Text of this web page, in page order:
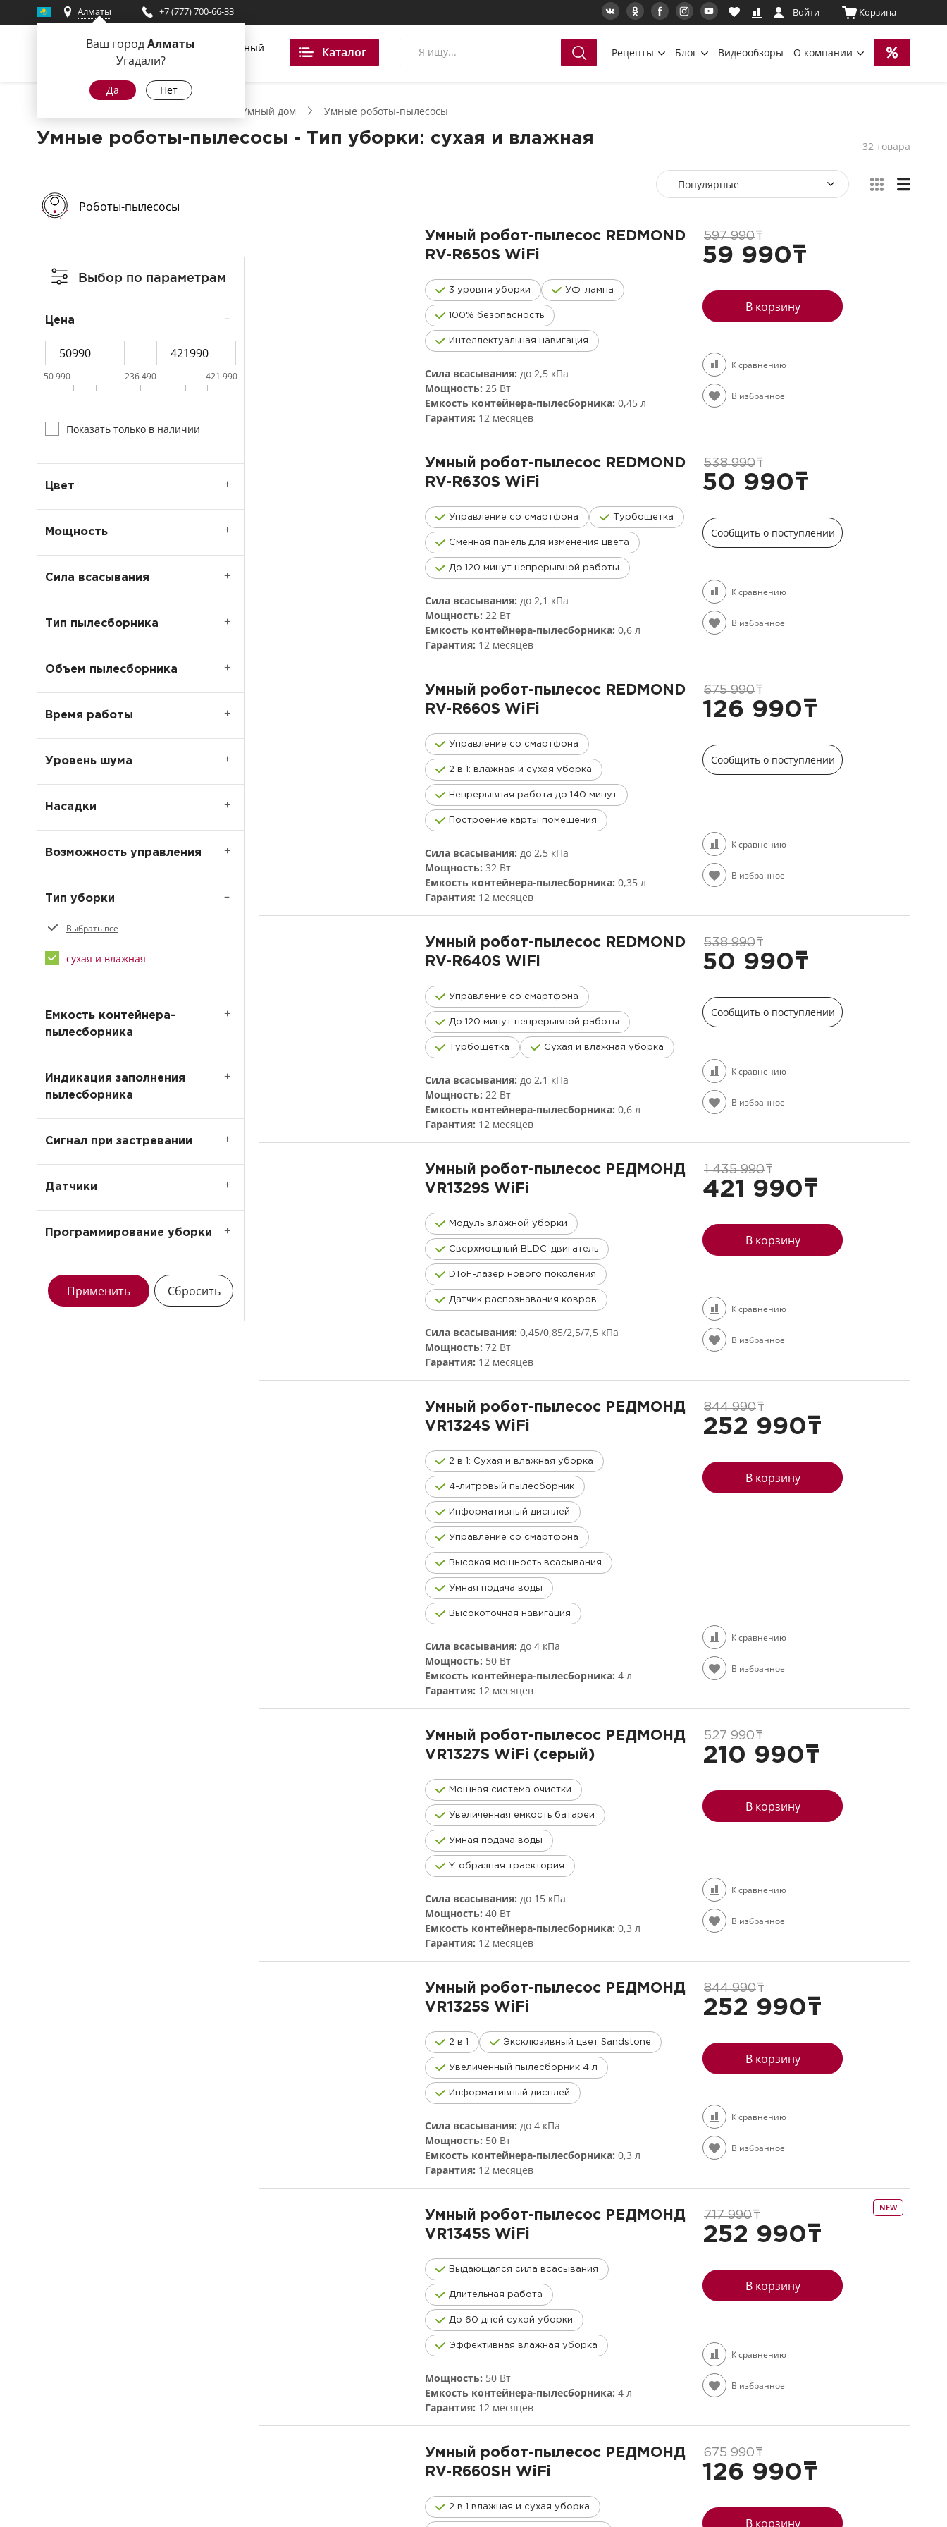
Ваш городАлматы
Угадали?
Да Нет
Алматы +7 (777) 700-66-33 Войти Корзина
Фирменный Каталог Рецепты Блог Видеообзоры О компании
Умный дом Умные роботы-пылесосы
Умные роботы-пылесосы - Тип уборки: сухая и влажная 32 товара
Роботы-пылесосы
Выбор по параметрам
Цена
50 990 236 490 421 990
Показать только в наличии
Цвет
Мощность
Сила всасывания
Тип пылесборника
Объем пылесборника
Время работы
Уровень шума
Насадки
Возможность управления
Тип уборки
Выбрать все
сухая и влажная
Емкость контейнера-
пылесборника
Индикация заполнения
пылесборника
Сигнал при застревании
Датчики
Программирование уборки
Применить Сбросить
Популярные
Умный робот-пылесос REDMOND
RV-R650S WiFi
3 уровня уборки УФ-лампа
100% безопасность
Интеллектуальная навигация
Сила всасывания:до 2,5 кПа
Мощность:25 Вт
Емкость контейнера-пылесборника:0,45 л
Гарантия: 12 месяцев
597 990т
59 990т
В корзину
К сравнению
В избранное
Умный робот-пылесос REDMOND
RV-R630S WiFi
Управление со смартфона Турбощетка
Сменная панель для изменения цвета
До 120 минут непрерывной работы
Сила всасывания:до 2,1 кПа
Мощность:22 Вт
Емкость контейнера-пылесборника:0,6 л
Гарантия: 12 месяцев
538 990т
50 990т
Сообщить о поступлении
К сравнению
В избранное
Умный робот-пылесос REDMOND
RV-R660S WiFi
Управление со смартфона
2 в 1: влажная и сухая уборка
Непрерывная работа до 140 минут
Построение карты помещения
Сила всасывания:до 2,5 кПа
Мощность:32 Вт
Емкость контейнера-пылесборника:0,35 л
Гарантия: 12 месяцев
675 990т
126 990т
Сообщить о поступлении
К сравнению
В избранное
Умный робот-пылесос REDMOND
RV-R640S WiFi
Управление со смартфона
До 120 минут непрерывной работы
Турбощетка Сухая и влажная уборка
Сила всасывания:до 2,1 кПа
Мощность:22 Вт
Емкость контейнера-пылесборника:0,6 л
Гарантия: 12 месяцев
538 990т
50 990т
Сообщить о поступлении
К сравнению
В избранное
Умный робот-пылесос РЕДМОНД
VR1329S WiFi
Модуль влажной уборки
Сверхмощный BLDC-двигатель
DToF-лазер нового поколения
Датчик распознавания ковров
Сила всасывания:0,45/0,85/2,5/7,5 кПа
Мощность:72 Вт
Гарантия: 12 месяцев
1 435 990т
421 990т
В корзину
К сравнению
В избранное
Умный робот-пылесос РЕДМОНД
VR1324S WiFi
2 в 1: Сухая и влажная уборка
4-литровый пылесборник
Информативный дисплей
Управление со смартфона
Высокая мощность всасывания
Умная подача воды
Высокоточная навигация
Сила всасывания:до 4 кПа
Мощность: 50 Вт
Емкость контейнера-пылесборника:4 л
Гарантия: 12 месяцев
844 990т
252 990т
В корзину
К сравнению
В избранное
Умный робот-пылесос РЕДМОНД
VR1327S WiFi (серый)
Мощная система очистки
Увеличенная емкость батареи
Умная подача воды
Y-образная траектория
Сила всасывания:до 15 кПа
Мощность:40 Вт
Емкость контейнера-пылесборника:0,3 л
Гарантия: 12 месяцев
527 990т
210 990т
В корзину
К сравнению
В избранное
Умный робот-пылесос РЕДМОНД
VR1325S WiFi
2 в 1 Эксклюзивный цвет Sandstone
Увеличенный пылесборник 4 л
Информативный дисплей
Сила всасывания:до 4 кПа
Мощность: 50 Вт
Емкость контейнера-пылесборника:0,3 л
Гарантия: 12 месяцев
844 990т
252 990т
В корзину
К сравнению
В избранное
Умный робот-пылесос РЕДМОНД
VR1345S WiFi
Выдающаяся сила всасывания
Длительная работа
До 60 дней сухой уборки
Эффективная влажная уборка
Мощность: 50 Вт
Емкость контейнера-пылесборника:4 л
Гарантия: 12 месяцев
NEW
717 990т
252 990т
В корзину
К сравнению
В избранное
Умный робот-пылесос РЕДМОНД
RV-R660SH
WiFi
2 в 1 влажная и сухая уборка
675 990т
126 990т
В корзину